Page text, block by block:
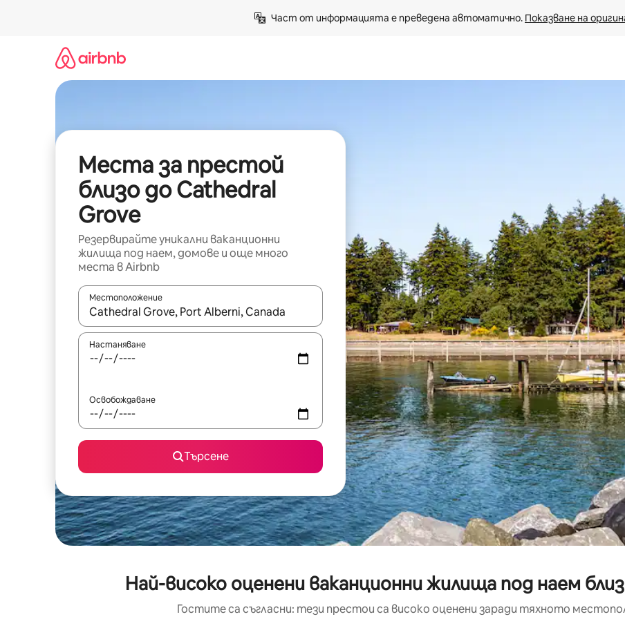
Част от информацията е преведена автоматично. Показване на
Места за престой
близо до Cathedral
Grove
Резервирайте уникални ваканционни
жилища под наем, домове и още много
места в Airbnb
Местоположение
Когато резултатите се покажат, използвайте клавишите със стрелки нагоре и надолу или навигирайте с
Настаняване
Освобождаване
Търсене
Най-високо оценени ваканционни жилища под наем
Гостите са съгласни: тези престои са високо оценени заради тяхното